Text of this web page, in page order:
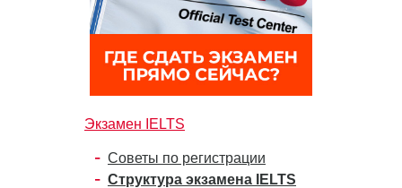
Экзамен IELTS
Советы по регистрации
Структура экзамена IELTS